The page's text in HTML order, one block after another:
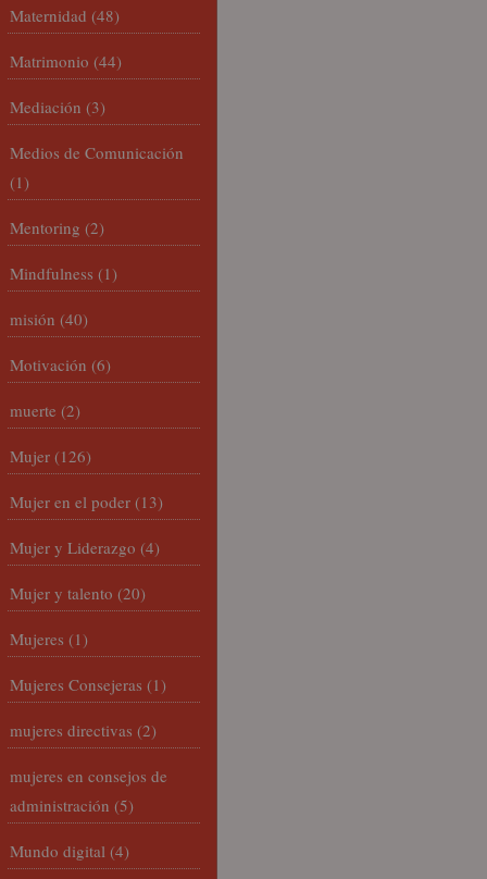
Maternidad (48)
Matrimonio (44)
Mediación (3)
Medios de Comunicación
(1)
Mentoring (2)
Mindfulness (1)
misión (40)
Motivación (6)
muerte (2)
Mujer (126)
Mujer en el poder (13)
Mujer y Liderazgo (4)
Mujer y talento (20)
Mujeres (1)
Mujeres Consejeras (1)
mujeres directivas (2)
mujeres en consejos de
administración (5)
Mundo digital (4)